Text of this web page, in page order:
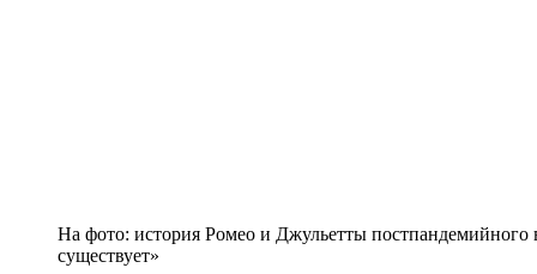
На фото: история Ромео и Джульетты постпандемийного
существует»